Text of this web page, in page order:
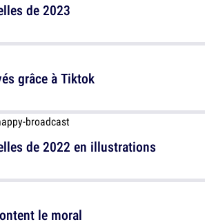
de 2023
de 2022 en illustrations
grâce à Tiktok
le moral